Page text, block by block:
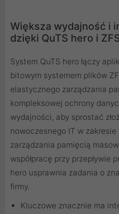
Większa wydajność i
dzięki QuTS hero i
System QuTS hero łączy
bitowym systemem plików
elastycznego zarządzania
kompleksowej ochrony
wydajności, aby sprostać
nowoczesnego IT w
zarządzania pamięcią
współpracę przy przepływie
hero usprawnia zadania o
firmy.
Kluczowe znacznie ma